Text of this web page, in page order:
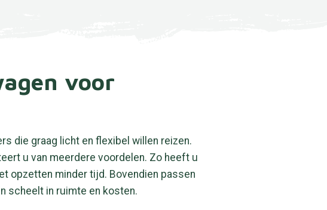
voor
die graag licht en flexibel willen reizen.
u van meerdere voordelen. Zo heeft u
opzetten minder tijd. Bovendien passen
scheelt in ruimte en kosten.